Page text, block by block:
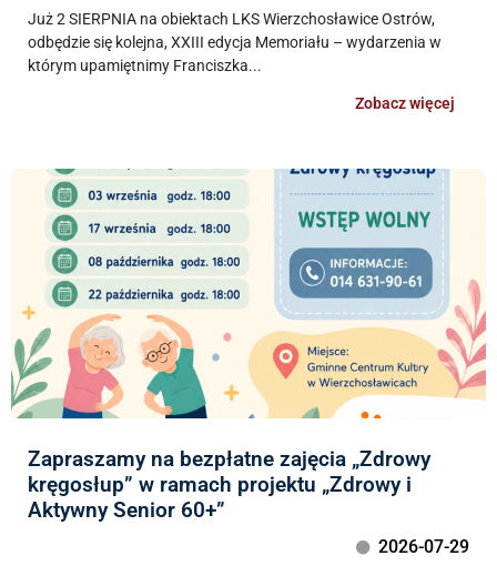
Już 2 SIERPNIA na obiektach LKS Wierzchosławice Ostrów,
odbędzie się kolejna, XXIII edycja Memoriału – wydarzenia w
którym upamiętnimy Franciszka...
Zobacz więcej
Zapraszamy na bezpłatne zajęcia „Zdrowy
kręgosłup” w ramach projektu „Zdrowy i
Aktywny Senior 60+”
2026-07-29